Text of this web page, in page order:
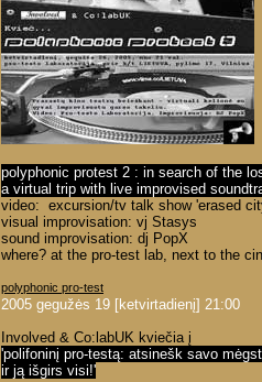
polyphonic protest 2 : in search of the
a virtual trip with live improvised
video: excursion/tv talk show 'erased
visual improvisation: vj Stasys
sound improvisation: dj PopX
where? at the pro-test lab, next to the
polyphonic pro-test
2005 gegužės 19 [ketvirtadienį] 21:00
Involved & Co:labUK kviečia į
'polifoninį pro-testą: atsinešk savo
ir ją išgirs visi!'